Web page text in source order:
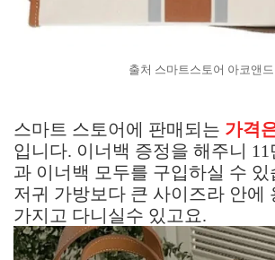
출처 스마트스토어 아코앤드
스마트 스토어에 판매되는 가격
입니다. 이너백 증정을 해주니
과 이너백 모두를 구입하실 수 있
저귀 가방보다 큰 사이즈라 안에
가지고 다니실수 있고요.